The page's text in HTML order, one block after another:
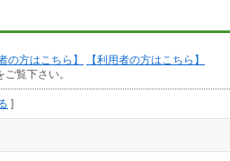
の方はこちら】
【利用者の方はこちら】
ご覧下さい。
]